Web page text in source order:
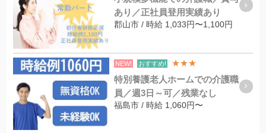
あり／正社員登用実績あり
郡山市 / 時給 1,033円〜1,100円
NEW! おすすめ! ★★★
特別養護老人ホームでの介護職
員／週3日～可／残業なし
福島市 / 時給 1,060円〜